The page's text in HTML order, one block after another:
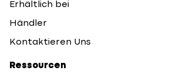
Erhältlich bei
Händler
Kontaktieren Uns
Ressourcen